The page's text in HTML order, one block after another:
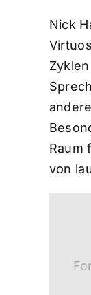
Nick
Raum
von